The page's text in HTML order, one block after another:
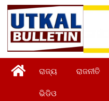
ରାଜ୍ୟ ରାଜନୀତି
ଭିଡିଓ